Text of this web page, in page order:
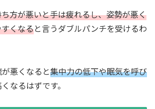
方が悪いと手は疲れるし、姿勢が悪く
くなると言うダブルパンチを受けるわ
悪くなると集中力の低下や眠気を呼び
なるはずです。